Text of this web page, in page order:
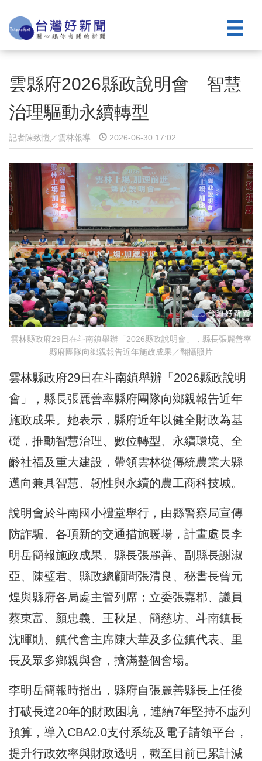
雲縣府2026縣政說明會 智慧
治理驅動永續轉型
記者陳致愷／雲林報導 2026-06-30 17:02
雲林縣政府29日在斗南鎮舉辦「2026縣政說明會」，縣長張麗善率
縣府團隊向鄉親報告近年施政成果／翻攝照片
雲林縣政府29日在斗南鎮舉辦「2026縣政說明
會」，縣長張麗善率縣府團隊向鄉親報告近年
施政成果。她表示，縣府近年以健全財政為基
礎，推動智慧治理、數位轉型、永續環境、全
齡社福及重大建設，帶領雲林從傳統農業大縣
邁向兼具智慧、韌性與永續的農工商科技城。
說明會於斗南國小禮堂舉行，由縣警察局宣傳
防詐騙、各項新的交通措施暖場，計畫處長李
明岳簡報施政成果。縣長張麗善、副縣長謝淑
亞、陳璧君、縣政總顧問張清良、秘書長曾元
煌與縣府各局處主管列席；立委張嘉郡、議員
蔡東富、顏忠義、王秋足、簡慈坊、斗南鎮長
沈暉勛、鎮代會主席陳大華及多位鎮代表、里
長及眾多鄉親與會，擠滿整個會場。
李明岳簡報時指出，縣府自張麗善縣長上任後
打破長達20年的財政困境，連續7年堅持不虛列
預算，導入CBA2.0支付系統及電子請領平台，
提升行政效率與財政透明，截至目前已累計減